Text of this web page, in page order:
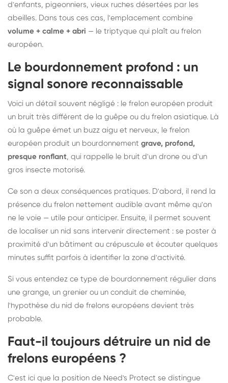
d'enfants, pigeonniers, vieux ruches désertées par les
abeilles. Dans tous ces cas, l'emplacement combine
volume + calme + abri — le triptyque qui plaît au frelon
européen.
Le bourdonnement profond : un
signal sonore reconnaissable
Voici un détail souvent négligé : le frelon européen produit
un bruit très différent de la guêpe ou du frelon asiatique. Là
où la guêpe émet un buzz aigu et nerveux, le frelon
européen produit un bourdonnement grave, profond,
presque ronflant, qui rappelle le bruit d'un drone ou d'un
gros insecte motorisé.
Ce son a deux conséquences pratiques. D'abord, il rend la
présence du frelon nettement audible avant même qu'on
ne le voie — utile pour anticiper. Ensuite, il permet souvent
de localiser un nid sans intervenir directement : se poster à
proximité d'un bâtiment au crépuscule et écouter quelques
minutes suffit parfois à identifier la zone d'activité.
Si vous entendez ce type de bourdonnement régulier dans
une grange, un grenier ou un conduit de cheminée,
l'hypothèse du nid de frelons européens devient très
probable.
Faut-il toujours détruire un nid de
frelons européens ?
C'est ici que la position de Need's Protect se distingue